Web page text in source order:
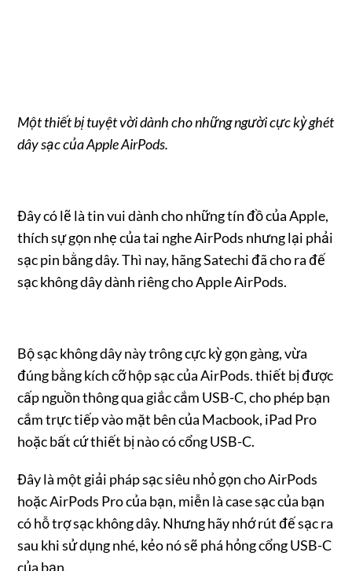
Một thiết bị tuyệt vời dành cho những người cực kỳ ghét
dây sạc của Apple AirPods.
Đây có lẽ là tin vui dành cho những tín đồ của Apple,
thích sự gọn nhẹ của tai nghe AirPods nhưng lại phải
sạc pin bằng dây. Thì nay, hãng Satechi đã cho ra đế
sạc không dây dành riêng cho Apple AirPods.
Bộ sạc không dây này trông cực kỳ gọn gàng, vừa
đúng bằng kích cỡ hộp sạc của AirPods. thiết bị được
cấp nguồn thông qua giắc cắm USB-C, cho phép bạn
cắm trực tiếp vào mặt bên của Macbook, iPad Pro
hoặc bất cứ thiết bị nào có cổng USB-C.
Đây là một giải pháp sạc siêu nhỏ gọn cho AirPods
hoặc AirPods Pro của bạn, miễn là case sạc của bạn
có hỗ trợ sạc không dây. Nhưng hãy nhớ rút đế sạc ra
sau khi sử dụng nhé, kẻo nó sẽ phá hỏng cổng USB-C
của bạn.